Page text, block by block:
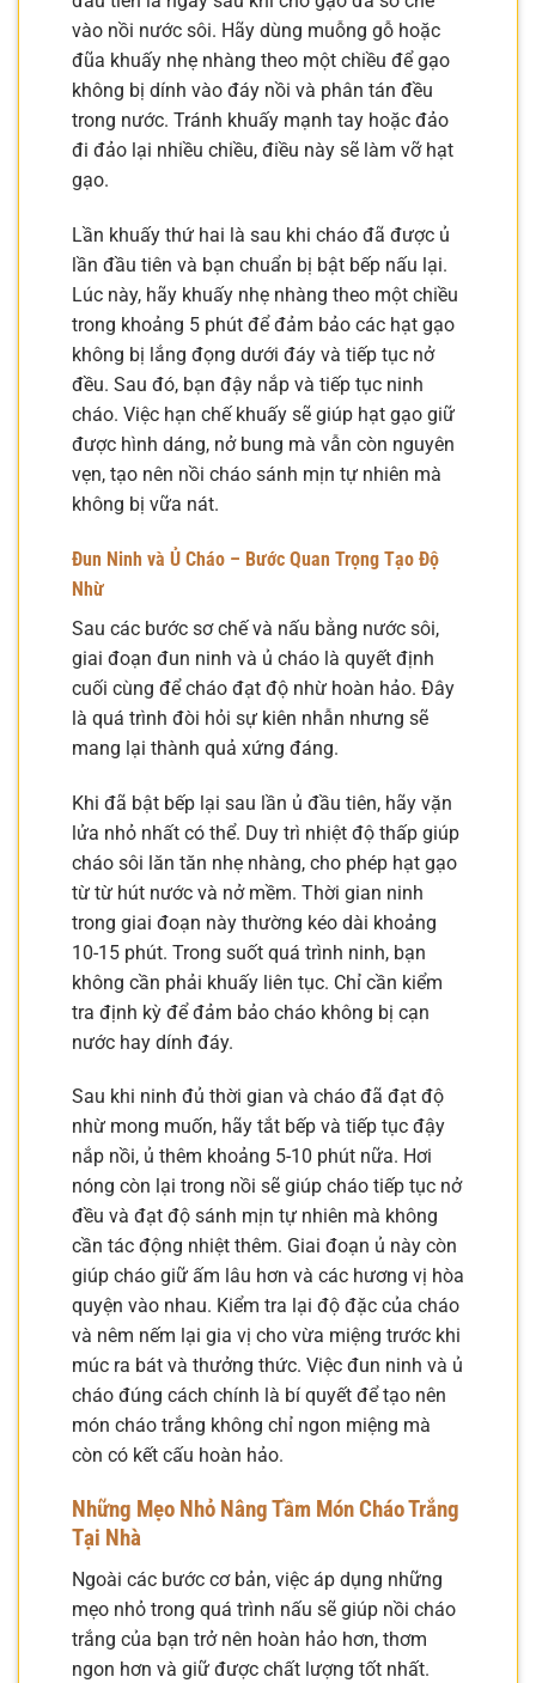
vào nồi nước sôi. Hãy dùng muỗng gỗ hoặc
đũa khuấy nhẹ nhàng theo một chiều để gạo
không bị dính vào đáy nồi và phân tán đều
trong nước. Tránh khuấy mạnh tay hoặc đảo
đi đảo lại nhiều chiều, điều này sẽ làm vỡ hạt
gạo.
Lần khuấy thứ hai là sau khi cháo đã được ủ
lần đầu tiên và bạn chuẩn bị bật bếp nấu lại.
Lúc này, hãy khuấy nhẹ nhàng theo một chiều
trong khoảng 5 phút để đảm bảo các hạt gạo
không bị lắng đọng dưới đáy và tiếp tục nở
đều. Sau đó, bạn đậy nắp và tiếp tục ninh
cháo. Việc hạn chế khuấy sẽ giúp hạt gạo giữ
được hình dáng, nở bung mà vẫn còn nguyên
vẹn, tạo nên nồi cháo sánh mịn tự nhiên mà
không bị vữa nát.
Đun Ninh và Ủ Cháo – Bước Quan Trọng Tạo Độ
Nhừ
Sau các bước sơ chế và nấu bằng nước sôi,
giai đoạn đun ninh và ủ cháo là quyết định
cuối cùng để cháo đạt độ nhừ hoàn hảo. Đây
là quá trình đòi hỏi sự kiên nhẫn nhưng sẽ
mang lại thành quả xứng đáng.
Khi đã bật bếp lại sau lần ủ đầu tiên, hãy vặn
lửa nhỏ nhất có thể. Duy trì nhiệt độ thấp giúp
cháo sôi lăn tăn nhẹ nhàng, cho phép hạt gạo
từ từ hút nước và nở mềm. Thời gian ninh
trong giai đoạn này thường kéo dài khoảng
10-15 phút. Trong suốt quá trình ninh, bạn
không cần phải khuấy liên tục. Chỉ cần kiểm
tra định kỳ để đảm bảo cháo không bị cạn
nước hay dính đáy.
Sau khi ninh đủ thời gian và cháo đã đạt độ
nhừ mong muốn, hãy tắt bếp và tiếp tục đậy
nắp nồi, ủ thêm khoảng 5-10 phút nữa. Hơi
nóng còn lại trong nồi sẽ giúp cháo tiếp tục nở
đều và đạt độ sánh mịn tự nhiên mà không
cần tác động nhiệt thêm. Giai đoạn ủ này còn
giúp cháo giữ ấm lâu hơn và các hương vị hòa
quyện vào nhau. Kiểm tra lại độ đặc của cháo
và nêm nếm lại gia vị cho vừa miệng trước khi
múc ra bát và thưởng thức. Việc đun ninh và ủ
cháo đúng cách chính là bí quyết để tạo nên
món cháo trắng không chỉ ngon miệng mà
còn có kết cấu hoàn hảo.
Những Mẹo Nhỏ Nâng Tầm Món Cháo Trắng
Tại Nhà
Ngoài các bước cơ bản, việc áp dụng những
mẹo nhỏ trong quá trình nấu sẽ giúp nồi cháo
trắng của bạn trở nên hoàn hảo hơn, thơm
ngon hơn và giữ được chất lượng tốt nhất.